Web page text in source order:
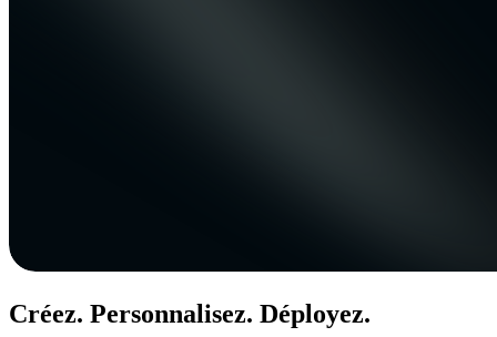
Créez. Personnalisez. Déployez.